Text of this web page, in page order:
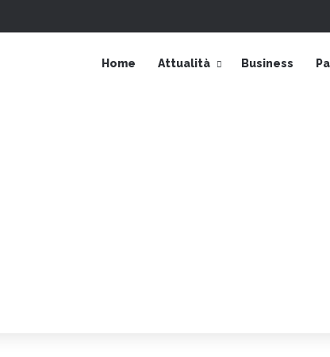
Home Attualità Business